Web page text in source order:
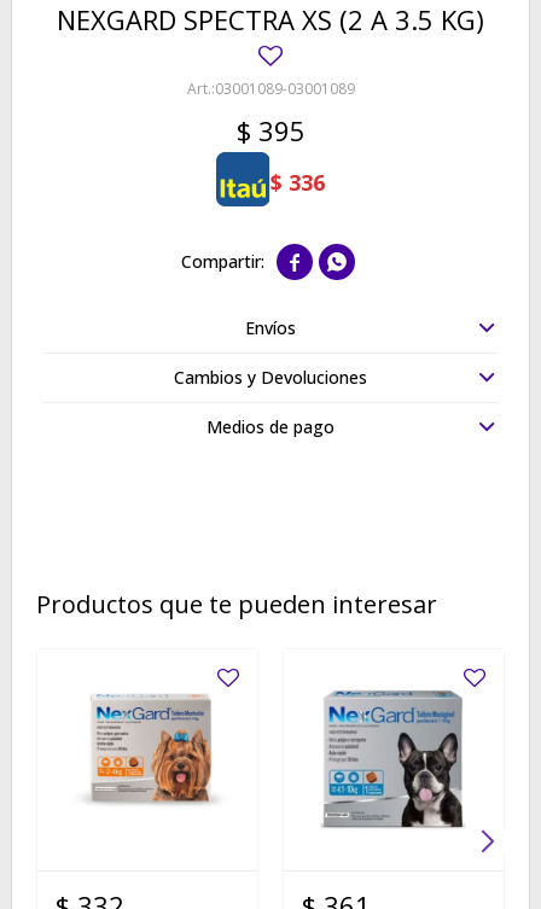
NEXGARD SPECTRA XS (2 A 3.5 KG)
03001089-03001089
$ 395
$ 336
 
Envíos
Cambios y Devoluciones
Medios de pago
Productos que te pueden interesar